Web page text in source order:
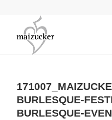
BURLESQUE-
BURLESQUE-